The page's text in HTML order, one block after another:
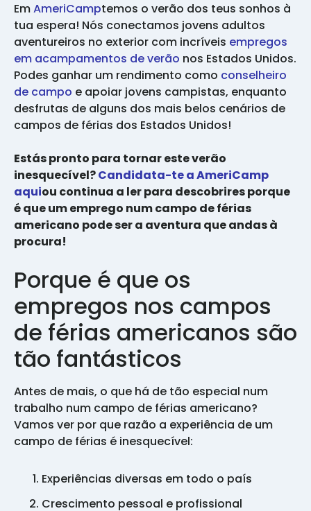
EmAmeriCamptemos o verão dos teus sonhos à
tua espera! Nós conectamos jovens adultos
aventureiros no exterior com incríveis empregos
em acampamentos de verão nos Estados Unidos.
Podes ganhar um rendimento como conselheiro
de campo e apoiar jovens campistas, enquanto
desfrutas de alguns dos mais belos cenários de
campos de férias dos Estados Unidos!
Estás pronto para tornar este verão
inesquecível?Candidata-te a AmeriCamp
aquiou continua a ler para descobrires porque
é que um emprego num campo de férias
americano pode ser a aventura que andas à
procura!
Porque é que os
empregos nos campos
de férias americanos são
tão fantásticos
Antes de mais, o que há de tão especial num
trabalho num campo de férias americano?
Vamos ver por que razão a experiência de um
campo de férias é inesquecível:
Experiências diversas em todo o país
Crescimento pessoal e profissional